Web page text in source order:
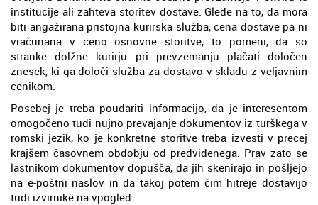
institucije ali zahteva storitev dostave. Glede na to, da mora
biti angažirana pristojna kurirska služba, cena dostave pa ni
vračunana v ceno osnovne storitve, to pomeni, da so
stranke dolžne kurirju pri prevzemanju plačati določen
znesek, ki ga določi služba za dostavo v skladu z veljavnim
cenikom.
Posebej je treba poudariti informacijo, da je interesentom
omogočeno tudi nujno prevajanje dokumentov iz turškega v
romski jezik, ko je konkretne storitve treba izvesti v precej
krajšem časovnem obdobju od predvidenega. Prav zato se
lastnikom dokumentov dopušča, da jih skenirajo in pošljejo
na e-poštni naslov in da takoj potem čim hitreje dostavijo
tudi izvirnike na vpogled.